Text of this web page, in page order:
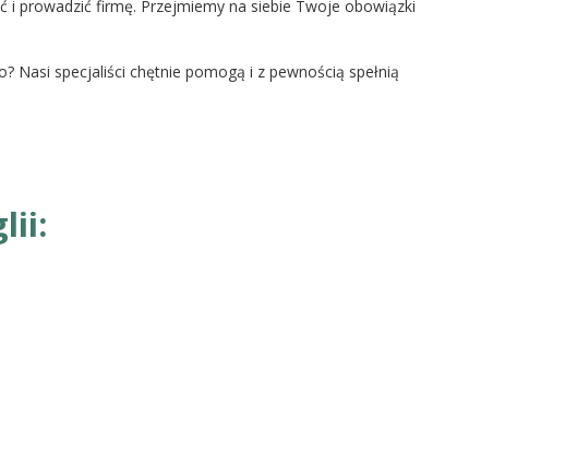
i prowadzić firmę. Przejmiemy na siebie Twoje obowiązki
Nasi specjaliści chętnie pomogą i z pewnością spełnią